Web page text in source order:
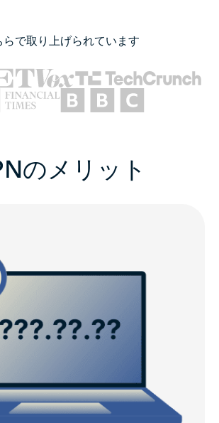
らで取り上げられています
のメリット